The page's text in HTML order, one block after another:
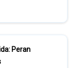
Peran